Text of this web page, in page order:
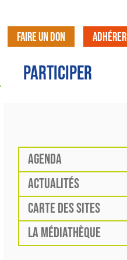
FAIRE UN DON ADHÉRER
PARTICIPER
AGENDA
ACTUALITÉS
CARTE DES SITES
LA MÉDIATHÈQUE